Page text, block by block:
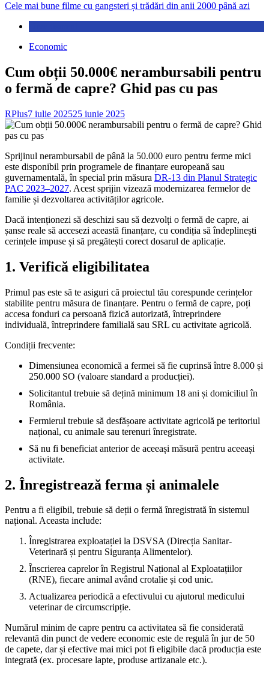
Cele mai bune filme cu gangsteri și trădări din anii 2000 până azi
Economic
Cum obții 50.000€ nerambursabili pentru
o fermă de capre? Ghid pas cu pas
RPlus7 iulie 202525 iunie 2025
Sprijinul nerambursabil de până la 50.000 euro pentru ferme mici
este disponibil prin programele de finanțare europeană sau
guvernamentală, în special prin măsura DR-13 din Planul Strategic
PAC 2023–2027. Acest sprijin vizează modernizarea fermelor de
familie și dezvoltarea activităților agricole.
Dacă intenționezi să deschizi sau să dezvolți o fermă de capre, ai
șanse reale să accesezi această finanțare, cu condiția să îndeplinești
cerințele impuse și să pregătești corect dosarul de aplicație.
1. Verifică eligibilitatea
Primul pas este să te asiguri că proiectul tău corespunde cerințelor
stabilite pentru măsura de finanțare. Pentru o fermă de capre, poți
accesa fonduri ca persoană fizică autorizată, întreprindere
individuală, întreprindere familială sau SRL cu activitate agricolă.
Condiții frecvente:
Dimensiunea economică a fermei să fie cuprinsă între 8.000 și
250.000 SO (valoare standard a producției).
Solicitantul trebuie să dețină minimum 18 ani și domiciliul în
România.
Fermierul trebuie să desfășoare activitate agricolă pe teritoriul
național, cu animale sau terenuri înregistrate.
Să nu fi beneficiat anterior de aceeași măsură pentru aceeași
activitate.
2. Înregistrează ferma și animalele
Pentru a fi eligibil, trebuie să deții o fermă înregistrată în sistemul
național. Aceasta include:
Înregistrarea exploatației la DSVSA (Direcția Sanitar-
Veterinară și pentru Siguranța Alimentelor).
Înscrierea caprelor în Registrul Național al Exploatațiilor
(RNE), fiecare animal având crotalie și cod unic.
Actualizarea periodică a efectivului cu ajutorul medicului
veterinar de circumscripție.
Numărul minim de capre pentru ca activitatea să fie considerată
relevantă din punct de vedere economic este de regulă în jur de 50
de capete, dar și efective mai mici pot fi eligibile dacă producția este
integrată (ex. procesare lapte, produse artizanale etc.).